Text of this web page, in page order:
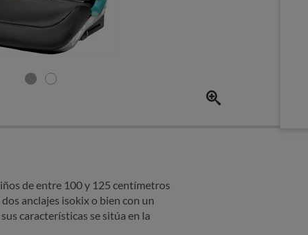
de entre 100 y 125 centímetros
anclajes isokix o bien con un
características se sitúa en la